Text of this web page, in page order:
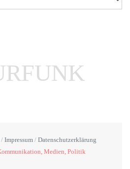
Impressum
Datenschutzerklärung
Medien, Politik